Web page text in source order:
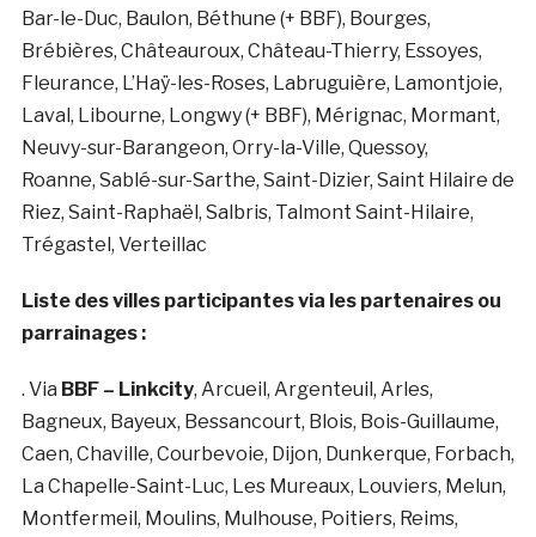
Bar-le-Duc, Baulon, Béthune (+ BBF), Bourges,
Brébières, Châteauroux, Château-Thierry, Essoyes,
Fleurance, L’Haÿ-les-Roses, Labruguière, Lamontjoie,
Laval, Libourne, Longwy (+ BBF), Mérignac, Mormant,
Neuvy-sur-Barangeon, Orry-la-Ville, Quessoy,
Roanne, Sablé-sur-Sarthe, Saint-Dizier, Saint Hilaire de
Riez, Saint-Raphaël, Salbris, Talmont Saint-Hilaire,
Trégastel, Verteillac
Liste des villes participantes via les partenaires ou
parrainages :
. Via BBF – Linkcity, Arcueil, Argenteuil, Arles,
Bagneux, Bayeux, Bessancourt, Blois, Bois-Guillaume,
Caen, Chaville, Courbevoie, Dijon, Dunkerque, Forbach,
La Chapelle-Saint-Luc, Les Mureaux, Louviers, Melun,
Montfermeil, Moulins, Mulhouse, Poitiers, Reims,